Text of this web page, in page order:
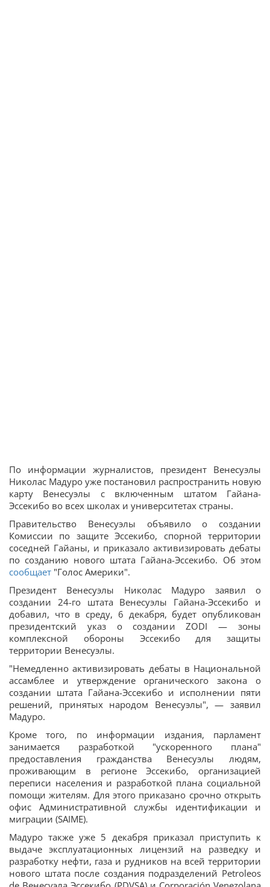
По информации журналистов, президент Венесуэлы
Николас Мадуро уже постановил распространить новую
карту Венесуэлы с включенным штатом Гайана-
Эссекибо во всех школах и университетах страны.
Правительство Венесуэлы объявило о создании
Комиссии по защите Эссекибо, спорной территории
соседней Гайаны, и приказало активизировать дебаты
по созданию нового штата Гайана-Эссекибо. Об этом
сообщает "Голос Америки".
Президент Венесуэлы Николас Мадуро заявил о
создании 24-го штата Венесуэлы Гайана-Эссекибо и
добавил, что в среду, 6 декабря, будет опубликован
президентский указ о создании ZODI — зоны
комплексной обороны Эссекибо для защиты
территории Венесуэлы.
"Немедленно активизировать дебаты в Национальной
ассамблее и утверждение органического закона о
создании штата Гайана-Эссекибо и исполнении пяти
решений, принятых народом Венесуэлы", — заявил
Мадуро.
Кроме того, по информации издания, парламент
занимается разработкой "ускоренного плана"
предоставления гражданства Венесуэлы людям,
проживающим в регионе Эссекибо, организацией
переписи населения и разработкой плана социальной
помощи жителям. Для этого приказано срочно открыть
офис Административной службы идентификации и
миграции (SAIME).
Мадуро также уже 5 декабря приказал приступить к
выдаче эксплуатационных лицензий на разведку и
разработку нефти, газа и рудников на всей территории
нового штата после создания подразделений Petroleos